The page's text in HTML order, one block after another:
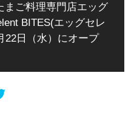
まご料理専門店エッグ
BITES(エッグセレ
22日（水）にオープ